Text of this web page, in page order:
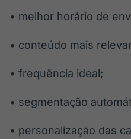
• melhor horário de
• conteúdo mais
• frequência ideal;
• segmentação
• personalização das